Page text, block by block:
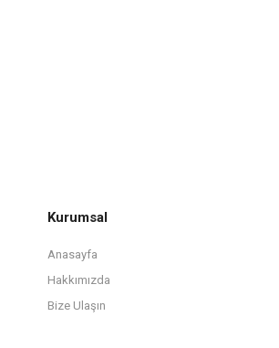
Kurumsal
Anasayfa
Hakkımızda
Bize Ulaşın